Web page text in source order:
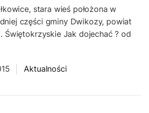
stara wieś położona w
części gminy Dwikozy, powiat
Świętokrzyskie Jak dojechać ? od
Aktualności